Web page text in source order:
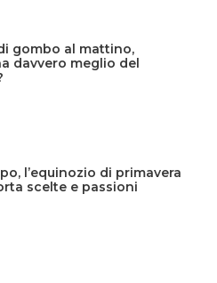
gombo al mattino,
davvero meglio del
l’equinozio di primavera
scelte e passioni